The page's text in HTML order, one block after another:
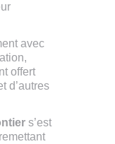
avec
offert
d’autres
s’est